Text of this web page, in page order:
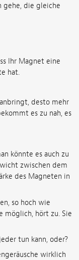
die gleiche
Ihr Magnet eine
hat.
desto mehr
es zu nah, es
könnte es auch zu
zwischen dem
des Magneten in
so hoch wie
möglich, hört zu. Sie
tun kann, oder?
wirklich